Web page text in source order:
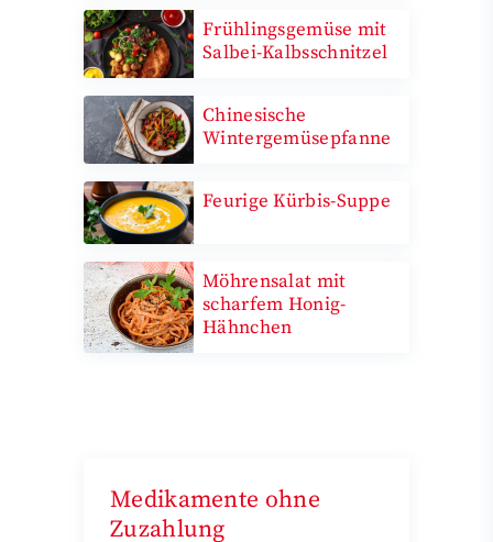
Frühlingsgemüse mit
Salbei-Kalbsschnitzel
Chinesische
Wintergemüsepfanne
Feurige Kürbis-Suppe
Möhrensalat mit
scharfem Honig-
Hähnchen
Medikamente ohne
Zuzahlung